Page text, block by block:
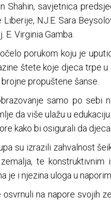
Shahin, savjetnica
Liberije, NJ.E. Sara
E. Virginia Gamba.
porukom koju je
štete koje djeca trpe
propuštene šanse.
samo po sebi
da više ulažu u
kako bi osigurali da
su izrazili zahvalnost
te konstruktivnim
je i njezina uloga u
na napore svojih